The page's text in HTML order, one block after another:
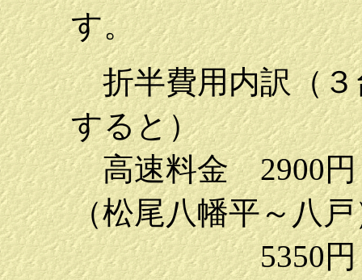
す。
折半費用内訳（３
すると）
高速料金2900
（松尾八幡平～八戸
5350